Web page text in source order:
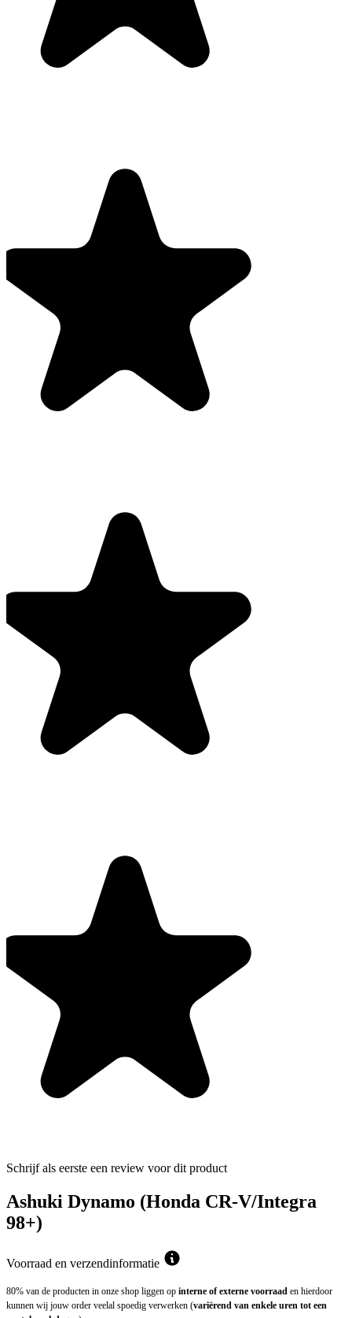
Schrijf als eerste een review voor dit product
Ashuki Dynamo (Honda CR-V/Integra
98+)
Voorraad en verzendinformatie
80% van de producten in onze shop liggen op interne of externe voorraad en hierdoor
kunnen wij jouw order veelal spoedig verwerken (variërend van enkele uren tot een